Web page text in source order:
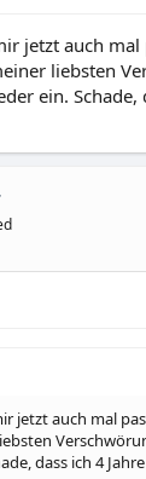
jetzt auch
liebsten
ein. Schade,
jetzt auch mal
dass ich 4